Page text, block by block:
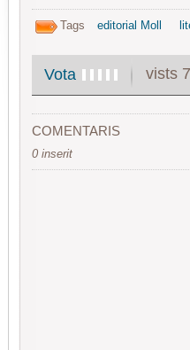
Tags editorial Moll
Vota vists
COMENTARIS
0 inserit